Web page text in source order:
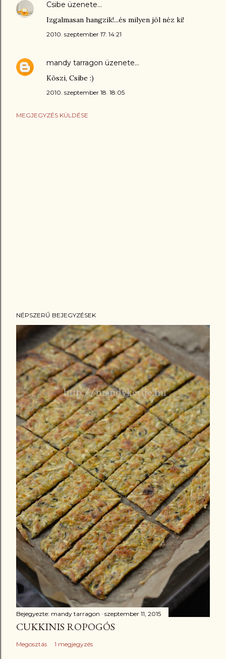
Csibe üzenete…
Izgalmasan hangzik!...és milyen jól néz ki!
2010. szeptember 17. 14:21
mandy tarragon üzenete…
Köszi, Csibe :)
2010. szeptember 18. 18:05
MEGJEGYZÉS KÜLDÉSE
NÉPSZERŰ BEJEGYZÉSEK
Bejegyezte: mandy tarragon szeptember 11, 2015
CUKKINIS ROPOGÓS
Megosztás 1 megjegyzés